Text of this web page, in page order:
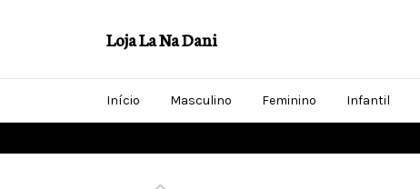
Loja La Na Dani
Início Masculino Feminino Infantil